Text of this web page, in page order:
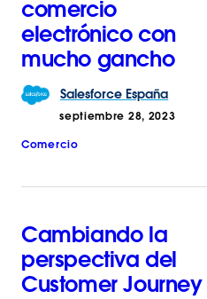
comercio
electrónico con
mucho gancho
Salesforce España
septiembre 28, 2023
Comercio
Cambiando la
perspectiva del
Customer Journey